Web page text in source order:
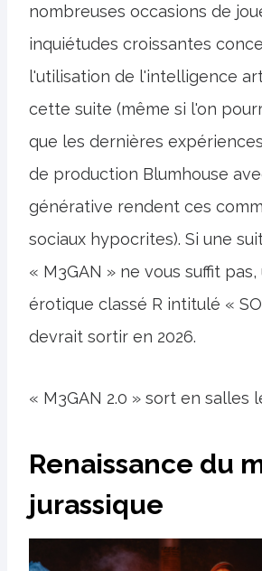
nombreuses occasions de
inquiétudes croissantes
l'utilisation de l'intelligence
cette suite (même si l'on
que les dernières
de production Blumhouse
générative rendent ces
sociaux hypocrites). Si une
« M3GAN » ne vous suffit
érotique classé R intitulé «
devrait sortir en 2026.
« M3GAN 2.0 » sort en salles
Renaissance du
jurassique